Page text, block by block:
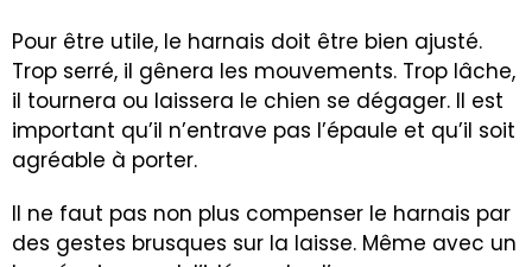
Pour être utile, le harnais doit être bien ajusté.
Trop serré, il gênera les mouvements. Trop lâche,
il tournera ou laissera le chien se dégager. Il est
important qu’il n’entrave pas l’épaule et qu’il soit
agréable à porter.
Il ne faut pas non plus compenser le harnais par
des gestes brusques sur la laisse. Même avec un